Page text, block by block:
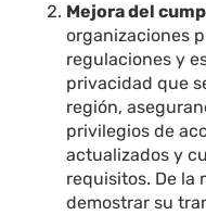
Mejora del
organizaciones
regulaciones y
privacidad que
región,
privilegios de
actualizados y
requisitos. De la
demostrar su